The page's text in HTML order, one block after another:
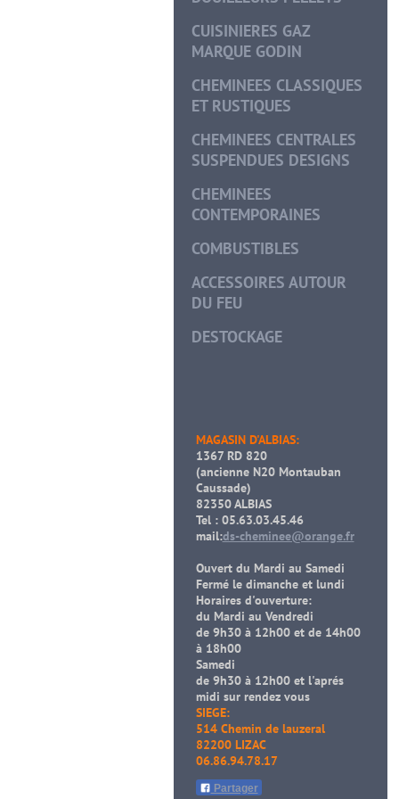
CUISINIERES GAZ
MARQUE GODIN
CHEMINEES CLASSIQUES
ET RUSTIQUES
CHEMINEES CENTRALES
SUSPENDUES DESIGNS
CHEMINEES
CONTEMPORAINES
COMBUSTIBLES
ACCESSOIRES AUTOUR
DU FEU
DESTOCKAGE
MAGASIN D'ALBIAS:
1367 RD 820
(ancienne N20 Montauban
Caussade)
82350 ALBIAS
Tel : 05.63.03.45.46
mail:ds-cheminee@orange.fr
Ouvert du Mardi au Samedi
Fermé le dimanche et lundi
Horaires d'ouverture:
du Mardi au Vendredi
de 9h30 à 12h00 et de 14h00
à 18h00
Samedi
de 9h30 à 12h00 et l'aprés
midi sur rendez vous
SIEGE:
514 Chemin de lauzeral
82200 LIZAC
06.86.94.78.17
Partager